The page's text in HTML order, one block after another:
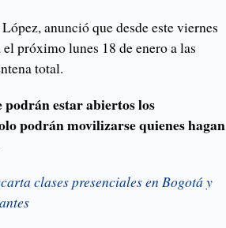
anunció que desde este viernes
próximo lunes 18 de enero a las
total.
podrán estar abiertos los
podrán movilizarse quienes hagan
clases presenciales en Bogotá y